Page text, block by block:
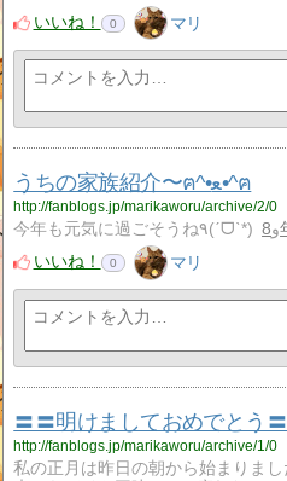
いいね！
0 マリ
うちの家族紹介〜ฅ^•ﻌ•^ฅ
http://fanblogs.jp/marikaworu/archive/2/0
今年も元気に過ごそうね٩(ˊᗜˋ*)و
いいね！
0 マリ
〓〓明けましておめでとう
http://fanblogs.jp/marikaworu/archive/1/0
私の正月は昨日の朝から始まりま